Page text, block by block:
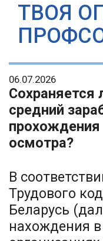
ТВОЯ
06.07.2026
Сохраняется
средний
осмотра?
В
Трудового
Беларусь
нахождения